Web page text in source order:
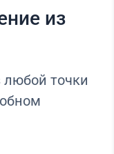
из
любой точки